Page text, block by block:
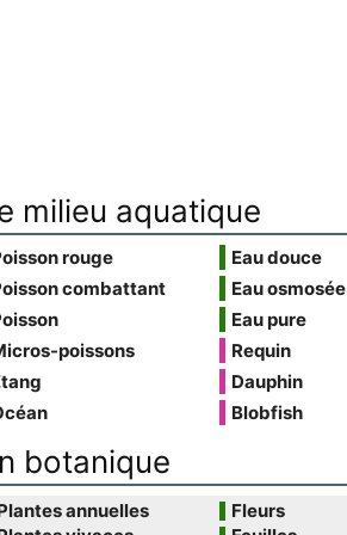
milieu aquatique
rouge
combattant
poissons
Eau douce
Eau osmosée
Eau pure
Requin
Dauphin
Blobfish
botanique
annuelles
Fleurs